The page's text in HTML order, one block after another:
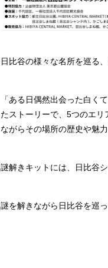
日比谷の様々な名所を巡る
「ある日偶然出会った白く
たストーリーで、5つのエ
ながらその場所の歴史や魅
謎解きキットには、日比谷
謎を解きながら日比谷を巡